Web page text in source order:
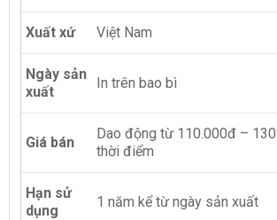
Xuất xứ Việt Nam
Ngày sản
xuất
In trên bao bì
Giá bán
Dao động từ 110.000đ –
thời điểm
Hạn sử
dụng
1 năm kể từ ngày sản xuất